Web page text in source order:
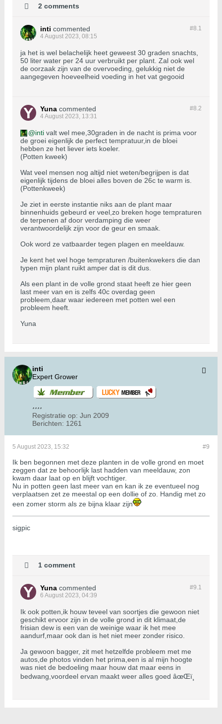
2 comments
#8.1
inti commented
4 August 2023, 08:15
ja het is wel belachelijk heet geweest 30 graden snachts,
50 liter water per 24 uur verbruikt per plant. Zal ook wel
de oorzaak zijn van de overvoeding, gelukkig niet de
aangegeven hoeveelheid voeding in het vat gegooid
#8.2
Yuna commented
4 August 2023, 13:31
inti valt wel mee,30graden in de nacht is prima voor
de groei eigenlijk de perfect tempratuur,in de bloei
hebben ze het liever iets koeler.
(Potten kweek)
Wat veel mensen nog altijd niet weten/begrijpen is dat
eigenlijk tijdens de bloei alles boven de 26c te warm is.
(Pottenkweek)
Je ziet in eerste instantie niks aan de plant maar
binnenhuids gebeurd er veel,zo breken hoge tempraturen
de terpenen af door verdamping die weer
verantwoordelijk zijn voor de geur en smaak.
Ook word ze vatbaarder tegen plagen en meeldauw.
Je kent het wel hoge tempraturen /buitenkwekers die dan
typen mijn plant ruikt amper dat is dit dus.
Als een plant in de volle grond staat heeft ze hier geen
last meer van en is zelfs 40c overdag geen
probleem,daar waar iedereen met potten wel een
probleem heeft.
Yuna
inti
Expert Grower
Registratie op: Jun 2009
Berichten: 1261
#9
5 August 2023, 15:32
Ik ben begonnen met deze planten in de volle grond en moet
zeggen dat ze behoorlijk last hadden van meeldauw, zon
kwam daar laat op en blijft vochtiger.
Nu in potten geen last meer van en kan ik ze eventueel nog
verplaatsen zet ze meestal op een dollie of zo. Handig met zo
een zomer storm als ze bijna klaar zijn
sigpic
1 comment
#9.1
Yuna commented
6 August 2023, 04:39
Ik ook potten,ik houw teveel van soortjes die gewoon niet
geschikt ervoor zijn in de volle grond in dit klimaat,de
frisian dew is een van de weinige waar ik het mee
aandurf,maar ook dan is het niet meer zonder risico.
Ja gewoon bagger, zit met hetzelfde probleem met me
autos,de photos vinden het prima,een is al mijn hoogte
was niet de bedoeling maar houw dat maar eens in
bedwang,voordeel ervan maakt weer alles goed âœŒï¸